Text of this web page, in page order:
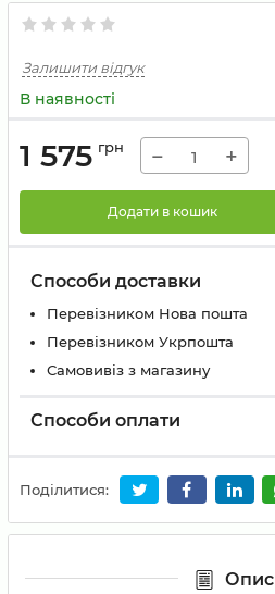
Залишити відгук
В наявності
1 575 грн − +
Додати в кошик
Способи доставки
Перевізником Нова пошта
Перевізником Укрпошта
Самовивіз з магазину
Способи оплати
Поділитися:
Опис